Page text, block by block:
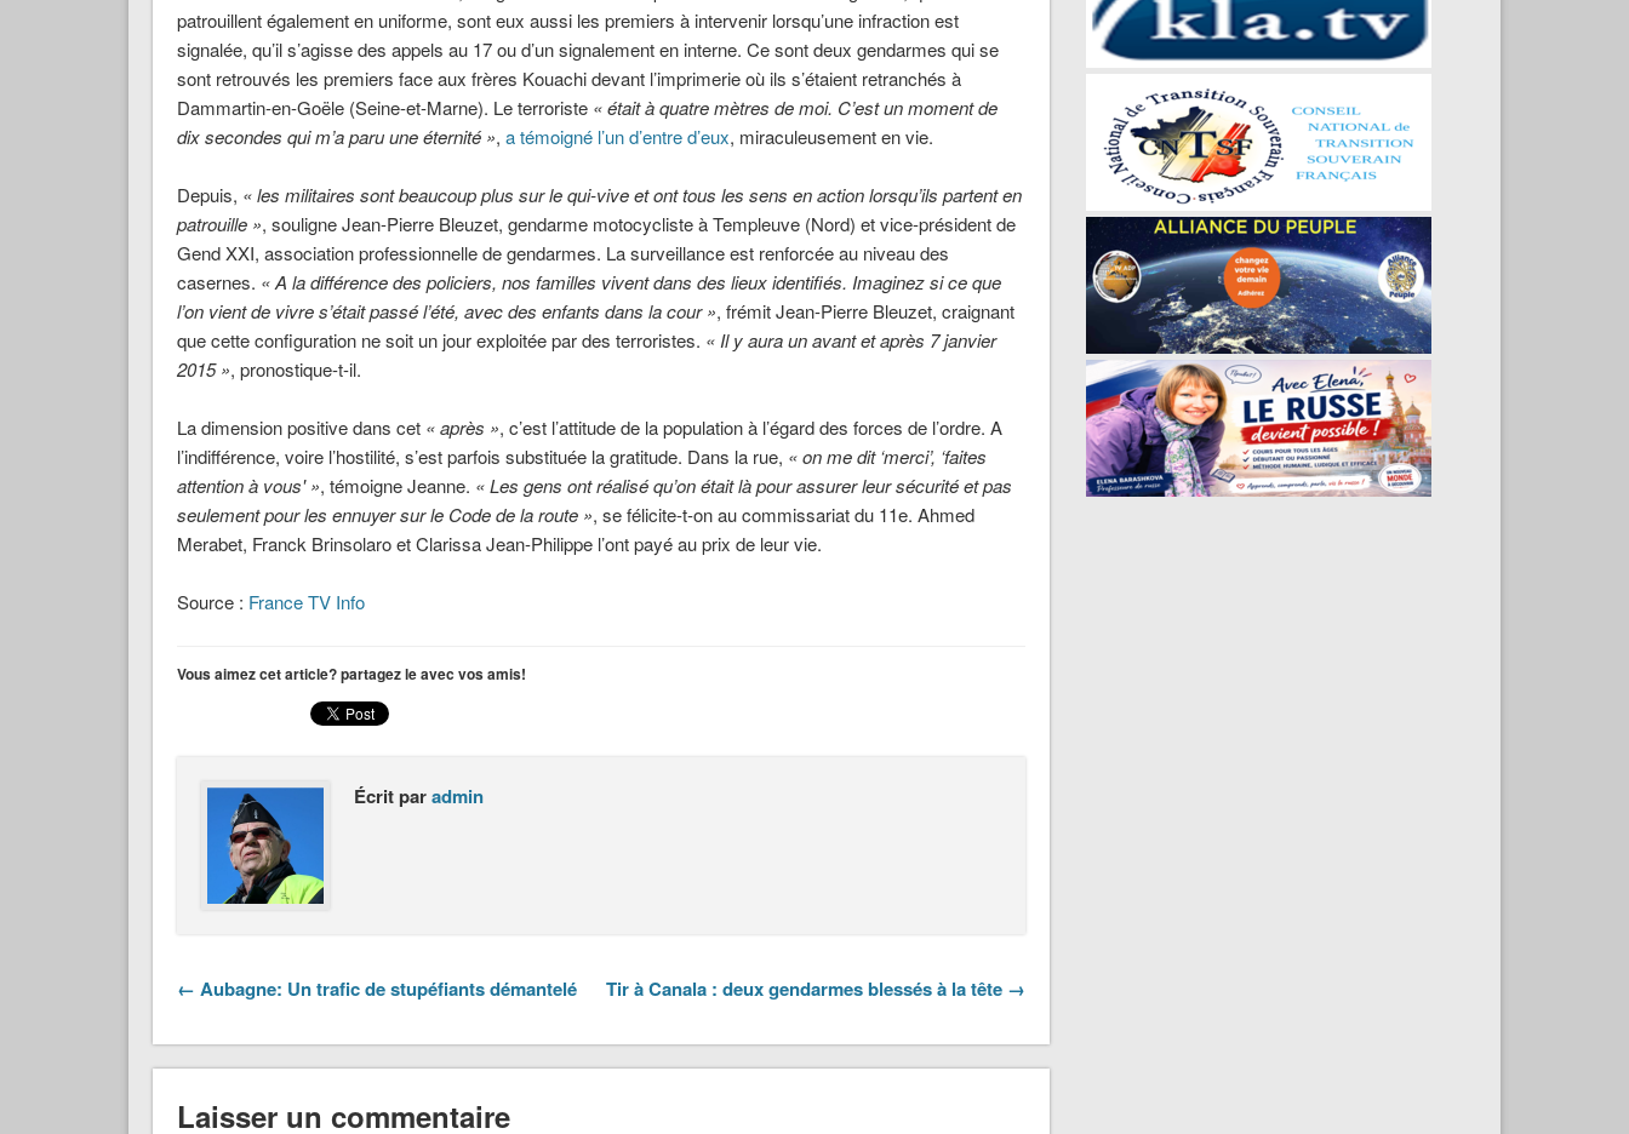
patrouillent également en uniforme, sont eux aussi les premiers à intervenir lorsqu’une infraction est
signalée, qu’il s’agisse des appels au 17 ou d’un signalement en interne. Ce sont deux gendarmes qui se
sont retrouvés les premiers face aux frères Kouachi devant l’imprimerie où ils s’étaient retranchés à
Dammartin-en-Goële (Seine-et-Marne). Le terroriste « était à quatre mètres de moi. C’est un moment de
dix secondes qui m’a paru une éternité », a témoigné l’un d’entre d’eux, miraculeusement en vie.
Depuis, « les militaires sont beaucoup plus sur le qui-vive et ont tous les sens en action lorsqu’ils partent en
patrouille », souligne Jean-Pierre Bleuzet, gendarme motocycliste à Templeuve (Nord) et vice-président de
Gend XXI, association professionnelle de gendarmes. La surveillance est renforcée au niveau des
casernes. « A la différence des policiers, nos familles vivent dans des lieux identifiés. Imaginez si ce que
l’on vient de vivre s’était passé l’été, avec des enfants dans la cour », frémit Jean-Pierre Bleuzet, craignant
que cette configuration ne soit un jour exploitée par des terroristes. « Il y aura un avant et après 7 janvier
2015 », pronostique-t-il.
La dimension positive dans cet « après », c’est l’attitude de la population à l’égard des forces de l’ordre. A
l’indifférence, voire l’hostilité, s’est parfois substituée la gratitude. Dans la rue, « on me dit ‘merci’, ‘faites
attention à vous' », témoigne Jeanne. « Les gens ont réalisé qu’on était là pour assurer leur sécurité et pas
seulement pour les ennuyer sur le Code de la route », se félicite-t-on au commissariat du 11e. Ahmed
Merabet, Franck Brinsolaro et Clarissa Jean-Philippe l’ont payé au prix de leur vie.
Source : France TV Info
Vous aimez cet article? partagez le avec vos amis!
Écrit paradmin
← Aubagne: Un trafic de stupéfiants démantelé Tir à Canala : deux gendarmes blessés à la tête →
Laisser un commentaire